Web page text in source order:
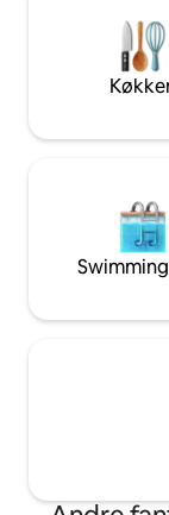
er to offentlige
(Sinđelićev trg